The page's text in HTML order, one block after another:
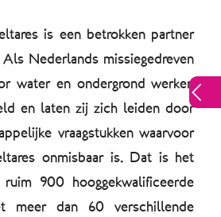
is een betrokken partner
Nederlands missiegedreven
water en ondergrond werken
en laten zij zich leiden door
vraagstukken waarvoor
onmisbaar is. Dat is het
900 hooggekwalificeerde
meer dan 60 verschillende